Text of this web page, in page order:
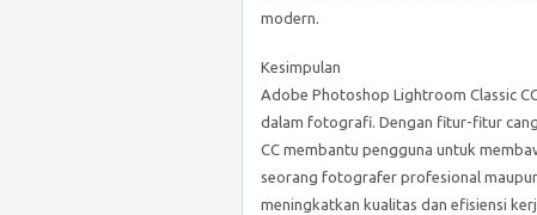
modern.
Kesimpulan
Adobe Photoshop Lightroom Classic
dalam fotografi. Dengan fitur-fitur
CC membantu pengguna untuk
seorang fotografer profesional
meningkatkan kualitas dan efisiensi